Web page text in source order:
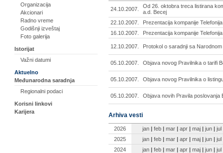
Organizacija
Akcionari
Radno vreme
Godišnji izveštaj
Foto galerija
Istorijat
Važni datumi
Aktuelno
Međunarodna saradnja
Regionalni podaci
Korisni linkovi
Karijera
24.10.2007.
Od 26. oktobra treca listirana
a.d. Becej
22.10.2007.
Prezentacija kompanije
16.10.2007.
Prezentacija kompanije
12.10.2007. Protokol o saradnji sa
05.10.2007. Objava novog Pravilnika o tarifi
05.10.2007. Objava novog Pravilnika o
05.10.2007. Objava novih Pravila poslovanja
Arhiva vesti
2026 jan | feb | mar | apr | maj | jun | jul
2025
jan | feb | mar | apr | maj | jun | jul
2024
jan | feb | mar | apr | maj | jun | jul